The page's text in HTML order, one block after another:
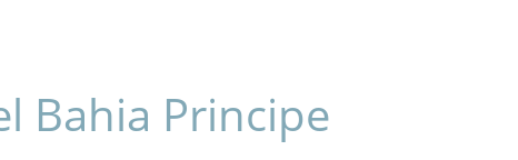
Bahia Principe